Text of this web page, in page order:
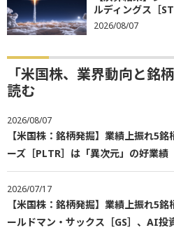
ルディングス［
2026/08/07
「米国株、業界動向と銘
読む
2026/08/07
【米国株：銘柄発掘】業績上振れ5
ーズ［PLTR］は「異次元」の好業
2026/07/17
【米国株：銘柄発掘】業績上振れ5
ールドマン・サックス［GS］、AI投